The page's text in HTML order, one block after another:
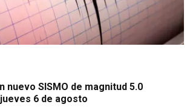
nuevo SISMO de magnitud 5.0
6 de agosto